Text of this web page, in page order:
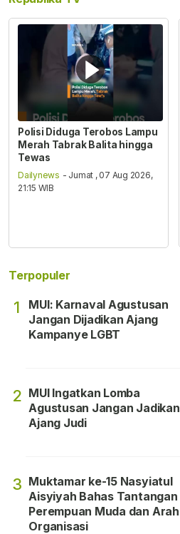
Polisi Diduga Terobos Lampu
Merah Tabrak Balita hingga
Tewas
Dailynews - Jumat , 07 Aug 2026,
21:15 WIB
Terpopuler
1
MUI: Karnaval Agustusan
Jangan Dijadikan Ajang
Kampanye LGBT
2 MUI Ingatkan Lomba
Agustusan Jangan Jadikan
Ajang Judi
3 Muktamar ke-15 Nasyiatul
Aisyiyah Bahas Tantangan
Perempuan Muda dan Arah
Organisasi